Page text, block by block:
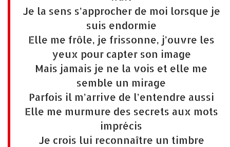
Je la sens s’approcher de moi lorsque je
suis endormie
Elle me frôle, je frissonne, j’ouvre les
yeux pour capter son image
Mais jamais je ne la vois et elle me
semble un mirage
Parfois il m’arrive de l’entendre aussi
Elle me murmure des secrets aux mots
imprécis
Je crois lui reconnaître un timbre